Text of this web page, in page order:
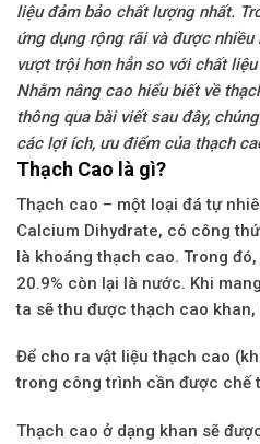
liệu đảm bảo chất lượng nhất.
ứng dụng rộng rãi và được
vượt trội hơn hẳn so với chất
Nhằm nâng cao hiểu biết về
thông qua bài viết sau đây,
các lợi ích, ưu điểm của thạch
Thạch Cao là gì?
Thạch cao – một loại đá tự
Calcium Dihydrate, có công
là khoáng thạch cao. Trong
20.9% còn lại là nước. Khi
ta sẽ thu được thạch cao khan,
Để cho ra vật liệuthạch cao
trong công trình cần được chế
Thạch cao ở dạng khan sẽ